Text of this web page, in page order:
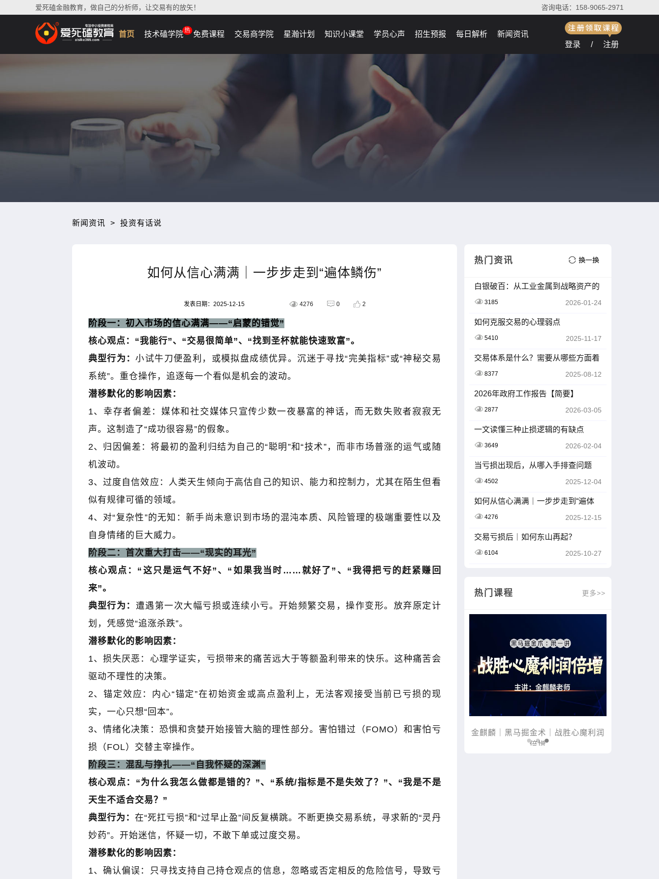
爱死磕金融教育，做自己的分析师，让交易有的放矢！ 咨询电话：158-9065-2971
首页 技术磕学院热 免费课程 交易商学院 星瀚计划 知识小课堂 学员心声 招生预报 每日解析
新闻资讯
登录
/ 注册
新闻资讯 > 投资有话说
如何从信心满满｜一步步走到“遍体鳞伤”
发表日期：2025-12-15 4276 0 2
阶段一：初入市场的信心满满——“启蒙的错觉”
核心观点： “我能行”、 “交易很简单”、 “找到圣杯就能快速致富”。
典型行为：小试牛刀便盈利，或模拟盘成绩优异。沉迷于寻找“完美指标”或“神秘交易
系统”。重仓操作，追逐每一个看似是机会的波动。
潜移默化的影响因素：
1、幸存者偏差：媒体和社交媒体只宣传少数一夜暴富的神话，而无数失败者寂寂无
声。这制造了“成功很容易”的假象。
2、归因偏差：将最初的盈利归结为自己的“聪明 ”和“技术” ，而非市场普涨的运气或随
机波动。
3、过度自信效应：人类天生倾向于高估自己的知识、能力和控制力，尤其在陌生但看
似有规律可循的领域。
4、对“复杂性”的无知：新手尚未意识到市场的混沌本质、风险管理的极端重要性以及
自身情绪的巨大威力。
阶段二：首次重大打击——“现实的耳光”
核心观点： “ 这只是运气不好” 、 “ 如果我当时 …… 就好了 ” 、 “我得把亏的赶紧赚回
来”。
典型行为： 遭遇第一次大幅亏损或连续小亏。开始频繁交易，操作变形。放弃原定计
划，凭感觉“追涨杀跌”。
潜移默化的影响因素：
1、损失厌恶：心理学证实，亏损带来的痛苦远大于等额盈利带来的快乐。这种痛苦会
驱动不理性的决策。
2、锚定效应：内心“锚定”在初始资金或高点盈利上，无法客观接受当前已亏损的现
实，一心只想“ 回本”。
3、情绪化决策：恐惧和贪婪开始接管大脑的理性部分。害怕错过（ FOMO ）和害怕亏
损（ FOL）交替主宰操作。
阶段三：混乱与挣扎——“ 自我怀疑的深渊 ”
核心观点： “为什么我怎么做都是错的？ ”、 “系统/指标是不是失效了？ ”、 “我是不是
天生不适合交易？ ”
典型行为： 在“死扛亏损”和 “过早止盈”间反复横跳。不断更换交易系统，寻求新的“灵丹
妙药”。开始迷信，怀疑一切，不敢下单或过度交易。
潜移默化的影响因素：
1、确认偏误：只寻找支持自己持仓观点的信息，忽略或否定相反的危险信号，导致亏
热门资讯
白银破百：从工业金属到战略资产的
3185 2026-01-24
如何克服交易的心理弱点
5410 2025-11-17
交易体系是什么？需要从哪些方面着
8377 2025-08-12
2026年政府工作报告【简要】
2877 2026-03-05
一文读懂三种止损逻辑的有缺点
3649 2026-02-04
当亏损出现后，从哪入手排查问题
4502 2025-12-04
如何从信心满满｜一步步走到“遍体
4276 2025-12-15
交易亏损后｜如何东山再起？
6104 2025-10-27
热门课程 更多>>
木星｜黑马掘金术｜买在将涨时
邹衍｜《三点交易》“眼中”的涨跌规
金麒麟｜黑马掘金术｜战胜心魔利润
木星｜黑马掘金术｜买在将涨时